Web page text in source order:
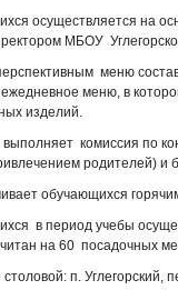
осуществляется на
МБОУ
меню
меню, в
изделий.
выполняет комиссия по
родителей) и
обучающихся
в период учебы
на 60 посадочных
п.